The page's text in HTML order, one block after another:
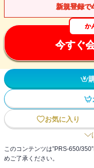
新規登録で
か
今すぐ
お気に入り
このコンテンツは”PRS-650/
めご了承ください。